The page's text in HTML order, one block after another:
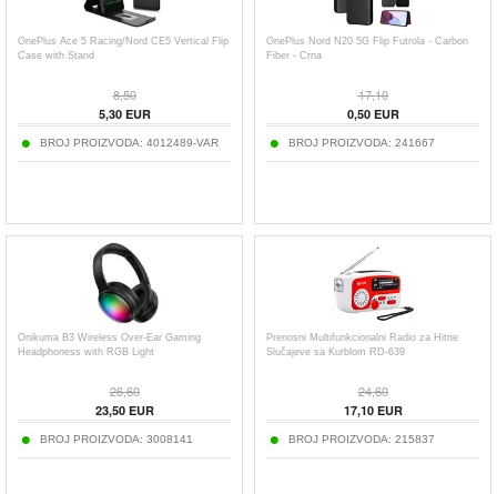
OnePlus Ace 5 Racing/Nord CE5 Vertical Flip
Case with Stand
8,50
5,30EUR
BROJ PROIZVODA: 4012489-VAR
OnePlus Nord N20 5G Flip Futrola - Carbon
Fiber - Crna
17,10
0,50EUR
BROJ PROIZVODA: 241667
Onikuma B3 Wireless Over-Ear Gaming
Headphoness with RGB Light
26,60
23,50EUR
BROJ PROIZVODA: 3008141
Prenosni Multifunkcionalni Radio za Hitne
Slučajeve sa Kurblom RD-639
24,60
17,10EUR
BROJ PROIZVODA: 215837